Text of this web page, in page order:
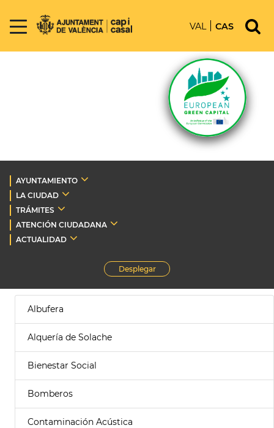
VAL CAS
AYUNTAMIENTO
LA CIUDAD
TRÁMITES
ATENCIÓN CIUDADANA
ACTUALIDAD
Desplegar
Albufera
Alquería de Solache
Bienestar Social
Bomberos
Contaminación Acústica